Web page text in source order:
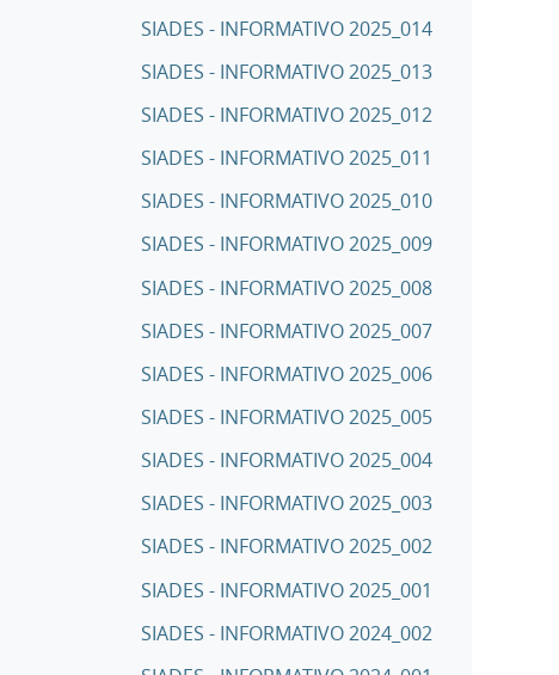
SIADES - INFORMATIVO 2025_014
SIADES - INFORMATIVO 2025_013
SIADES - INFORMATIVO 2025_012
SIADES - INFORMATIVO 2025_011
SIADES - INFORMATIVO 2025_010
SIADES - INFORMATIVO 2025_009
SIADES - INFORMATIVO 2025_008
SIADES - INFORMATIVO 2025_007
SIADES - INFORMATIVO 2025_006
SIADES - INFORMATIVO 2025_005
SIADES - INFORMATIVO 2025_004
SIADES - INFORMATIVO 2025_003
SIADES - INFORMATIVO 2025_002
SIADES - INFORMATIVO 2025_001
SIADES - INFORMATIVO 2024_002